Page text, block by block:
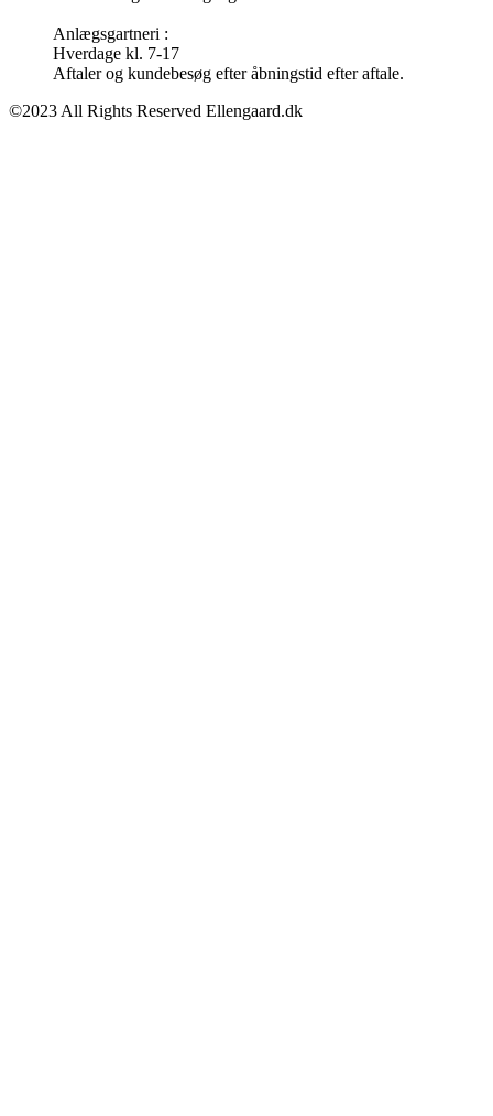
Anlægsgartneri :
Hverdage kl. 7-17
Aftaler og kundebesøg efter åbningstid efter aftale.
©2023 All Rights Reserved Ellengaard.dk